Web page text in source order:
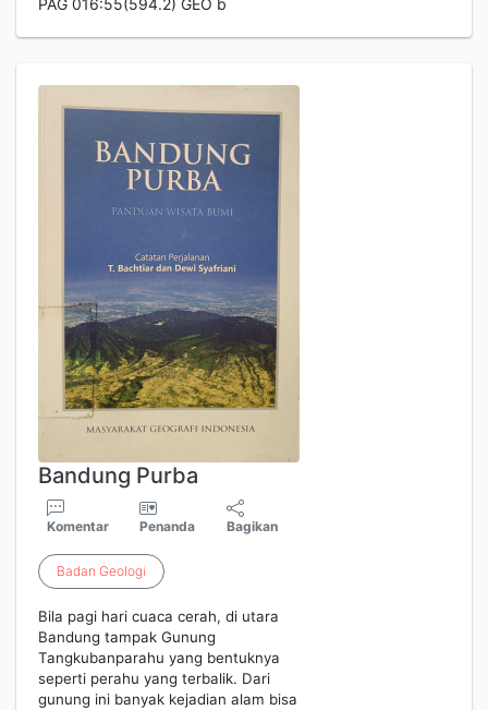
PAG 016:55(594.2) GEO b
Bandung Purba
Komentar Penanda Bagikan
Badan Geologi
Bila pagi hari cuaca cerah, di utara
Bandung tampak Gunung
Tangkubanparahu yang bentuknya
seperti perahu yang terbalik. Dari
gunung ini banyak kejadian alam bisa